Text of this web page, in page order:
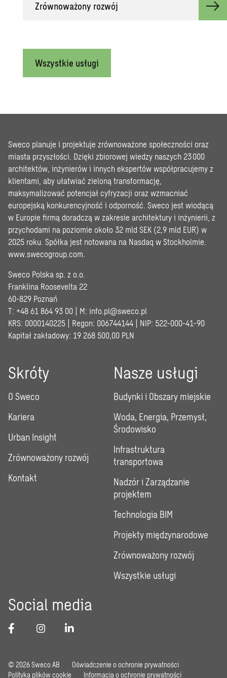
Zrównoważony rozwój
Wszystkie usługi
Sweco planuje i projektuje zrównoważone społeczności oraz
miasta przyszłości. Dzięki zbiorowej wiedzy naszych 23 000
architektów, inżynierów i innych ekspertów współpracujemy z
klientami, aby ułatwiać zieloną transformację,
maksymalizować potencjał cyfryzacji oraz wzmacniać
europejską konkurencyjność i odporność. Sweco jest wiodącą
w Europie firmą doradczą w zakresie architektury i inżynierii, z
przychodami na poziomie około 32 mld SEK (2,9 mld EUR) w
2025 roku. Spółka jest notowana na Nasdaq w Stockholmie.
www.swecogroup.com
Sweco Polska sp. z o.o.
Franklina Roosevelta 22
60-829 Poznań
T: +48 61 864 93 00 | M: info.pl@sweco.pl
KRS: 0000140225 | Regon: 006744144 | NIP: 522-000-41-90
Kapitał zakładowy: 19 268 500,00 PLN
Skróty
O Sweco
Kariera
Urban Insight
Zrównoważony rozwój
Kontakt
Nasze usługi
Budynki i Obszary miejskie
Woda, Energia, Przemysł,
Środowisko
Infrastruktura
transportowa
Nadzór i Zarządzanie
projektem
Technologia BIM
Projekty międzynarodowe
Zrównoważony rozwój
Wszystkie usługi
Social media
© 2026 Sweco AB
Oświadczenie o ochronie prywatności
Polityka plików cookie
Informacja o ochronie prywatności